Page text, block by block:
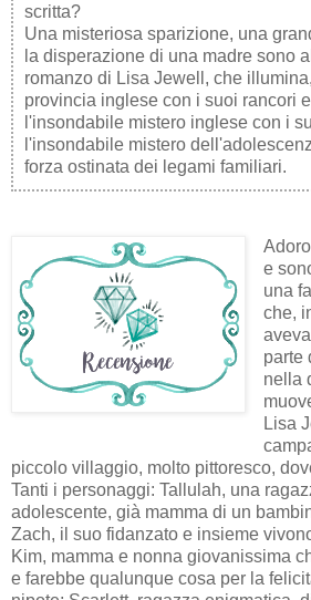
scritta?
Una misteriosa sparizione, una
la disperazione di una madre sono
romanzo di Lisa Jewell, che
provincia inglese con i suoi rancori
l'insondabile mistero inglese con i
l'insondabile mistero
forza ostinata dei legami familiari.
e
una
che,
parte
nella
Lisa
piccolo villaggio, molto pittoresco,
Tanti i personaggi: Tallulah, una
adolescente, già mamma di un
Zach, il suo fidanzato e insieme
Kim, mamma e nonna giovanissima
e farebbe qualunque cosa per la